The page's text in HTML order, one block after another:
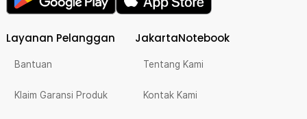
Layanan Pelanggan
Bantuan
Klaim Garansi Produk
JakartaNotebook
Tentang Kami
Kontak Kami